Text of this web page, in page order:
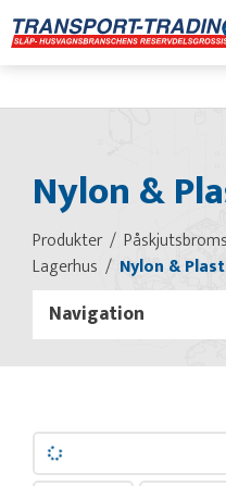
Nylon &
Produkter Påskjutsbroms
Lagerhus
Nylon &
Navigation